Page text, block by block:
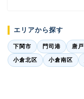
エリアから探す
下関市 門司港 唐戸
小倉北区 小倉南区